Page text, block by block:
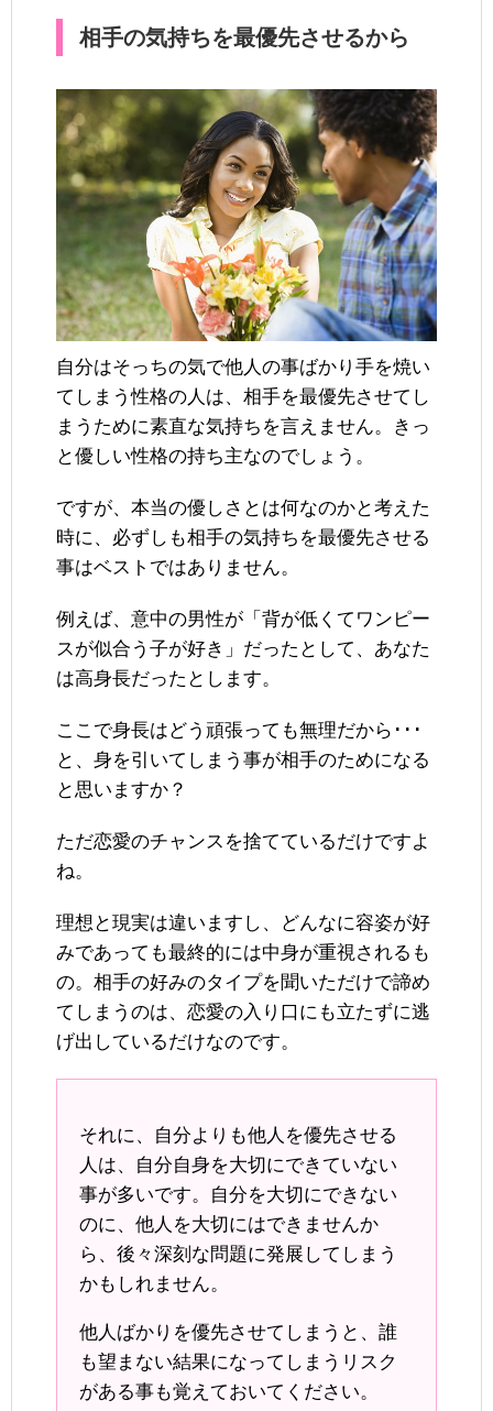
相手の気持ちを最優先させるから
自分はそっちの気で他人の事ばかり手を焼い
てしまう性格の人は、相手を最優先させてし
まうために素直な気持ちを言えません。きっ
と優しい性格の持ち主なのでしょう。
ですが、本当の優しさとは何なのかと考えた
時に、必ずしも相手の気持ちを最優先させる
事はベストではありません。
例えば、意中の男性が「背が低くてワンピー
スが似合う子が好き」だったとして、あなた
は高身長だったとします。
ここで身長はどう頑張っても無理だから･･･
と、身を引いてしまう事が相手のためになる
と思いますか？
ただ恋愛のチャンスを捨てているだけですよ
ね。
理想と現実は違いますし、どんなに容姿が好
みであっても最終的には中身が重視されるも
の。相手の好みのタイプを聞いただけで諦め
てしまうのは、恋愛の入り口にも立たずに逃
げ出しているだけなのです。
それに、自分よりも他人を優先させる
人は、自分自身を大切にできていない
事が多いです。自分を大切にできない
のに、他人を大切にはできませんか
ら、後々深刻な問題に発展してしまう
かもしれません。
他人ばかりを優先させてしまうと、誰
も望まない結果になってしまうリスク
がある事も覚えておいてください。